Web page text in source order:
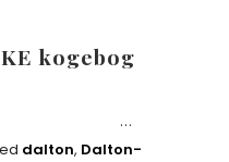
kogebog
kogebog …
dalton, Dalton-